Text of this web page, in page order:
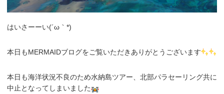
はいさーーい(´ω｀*)
本日もMERMAIDブログをご覧いただきありがとうございます
本日も海洋状況不良のため水納島ツアー、北部パラセーリング共に
中止となってしまいました